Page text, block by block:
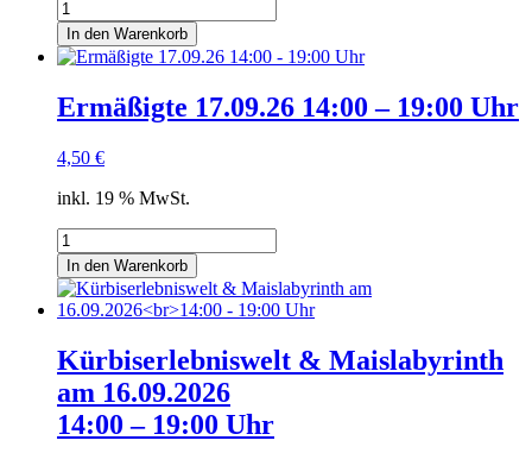
Kleinkinder
17.09.26
14:00
-
Uhr
In den Warenkorb
Ermäßigte 17.09.26 14:00 – 19:00 Uhr
4,50 €
inkl. 19 % MwSt.
Ermäßigte
17.09.26
14:00
-
19:00
Menge
In den Warenkorb
Kürbiserlebniswelt & Maislabyrinth
am 16.09.2026
14:00 – 19:00 Uhr